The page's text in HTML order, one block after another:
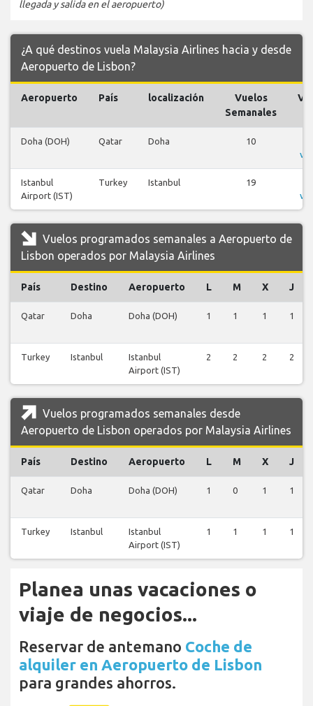
llegada y salida en el aeropuerto)
¿A qué destinos vuela Malaysia Airlines hacia y desde
Aeropuerto de Lisbon?
Aeropuerto País localización
Vuelos
Semanales
Doha (DOH) Qatar Doha 10
Istanbul
Airport (IST)
Turkey Istanbul 19
Vuelos programados semanales a Aeropuerto de
Lisbon operados por Malaysia Airlines
País Destino Aeropuerto L M X J
Qatar Doha Doha (DOH) 1 1 1 1
Turkey Istanbul
Istanbul
Airport (IST)
2 2 2 2
Vuelos programados semanales desde
Aeropuerto de Lisbon operados por Malaysia Airlines
País Destino Aeropuerto L M X J
Qatar Doha Doha (DOH) 1 0 1 1
Turkey Istanbul
Istanbul
Airport (IST)
1 1 1 1
Planea unas vacaciones o
viaje de negocios...
Reservar de antemano Coche de
alquiler en Aeropuerto de Lisbon
para grandes ahorros.